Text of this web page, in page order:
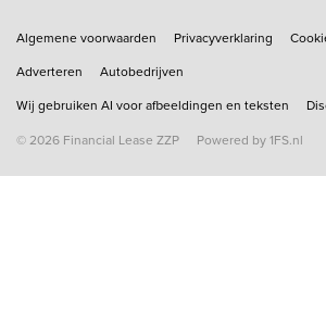
Copyright navigation
Algemene voorwaarden Privacyverklaring
Adverteren
Autobedrijven
Wij gebruiken AI voor afbeeldingen en teksten
© 2026 Financial Lease ZZP
Powered by 1FS.nl